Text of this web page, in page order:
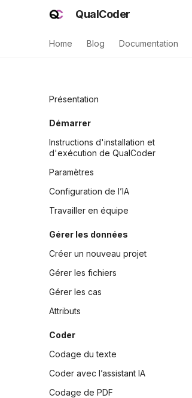
QualCoder
Home Blog Documentation
Présentation
Démarrer
Instructions d'installation et
d'exécution de QualCoder
Paramètres
Configuration de l’IA
Travailler en équipe
Gérer les données
Créer un nouveau projet
Gérer les fichiers
Gérer les cas
Attributs
Coder
Codage du texte
Coder avec l’assistant IA
Codage de PDF